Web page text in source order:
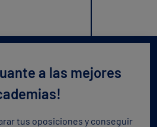
a las mejores
tus oposiciones y conseguir